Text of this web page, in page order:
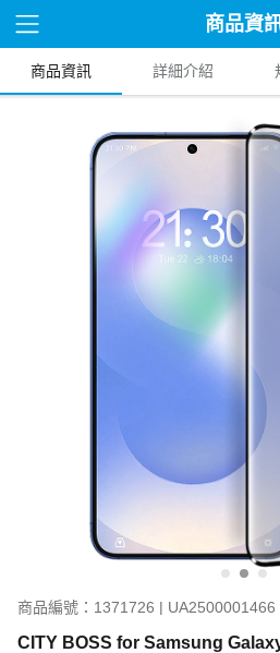
商品資
商品資訊 詳細介紹
商品編號：1371726 | UA2500001466
CITY BOSS for Samsung